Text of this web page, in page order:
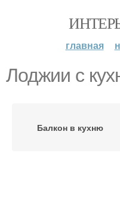
главная
Лоджии с
Балкон в кухню